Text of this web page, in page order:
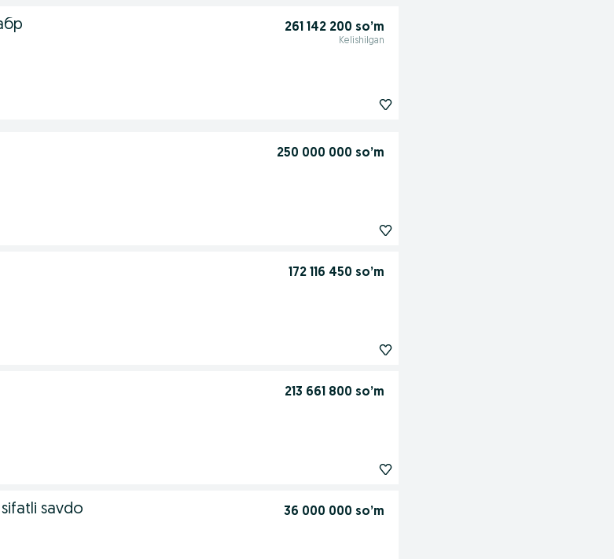
261 142 200 so’m
Kelishilgan
250 000 000 so’m
172 116 450 so’m
213 661 800 so’m
savdo 36 000 000 so’m